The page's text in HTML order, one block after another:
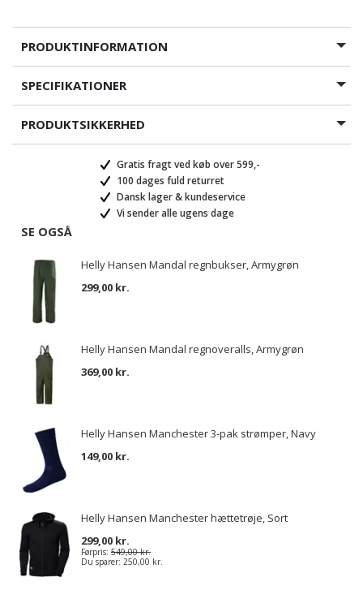
PRODUKTINFORMATION
SPECIFIKATIONER
PRODUKTSIKKERHED
Gratis fragt ved køb over 599,-
100 dages fuld returret
Dansk lager & kundeservice
Vi sender alle ugens dage
SE OGSÅ
Helly Hansen Mandal regnbukser, Armygrøn
299,00 kr.
Helly Hansen Mandal regnoveralls, Armygrøn
369,00 kr.
Helly Hansen Manchester 3-pak strømper, Navy
149,00 kr.
Helly Hansen Manchester hættetrøje, Sort
299,00 kr.
Førpris: 549,00 kr.
Du sparer: 250,00 kr.